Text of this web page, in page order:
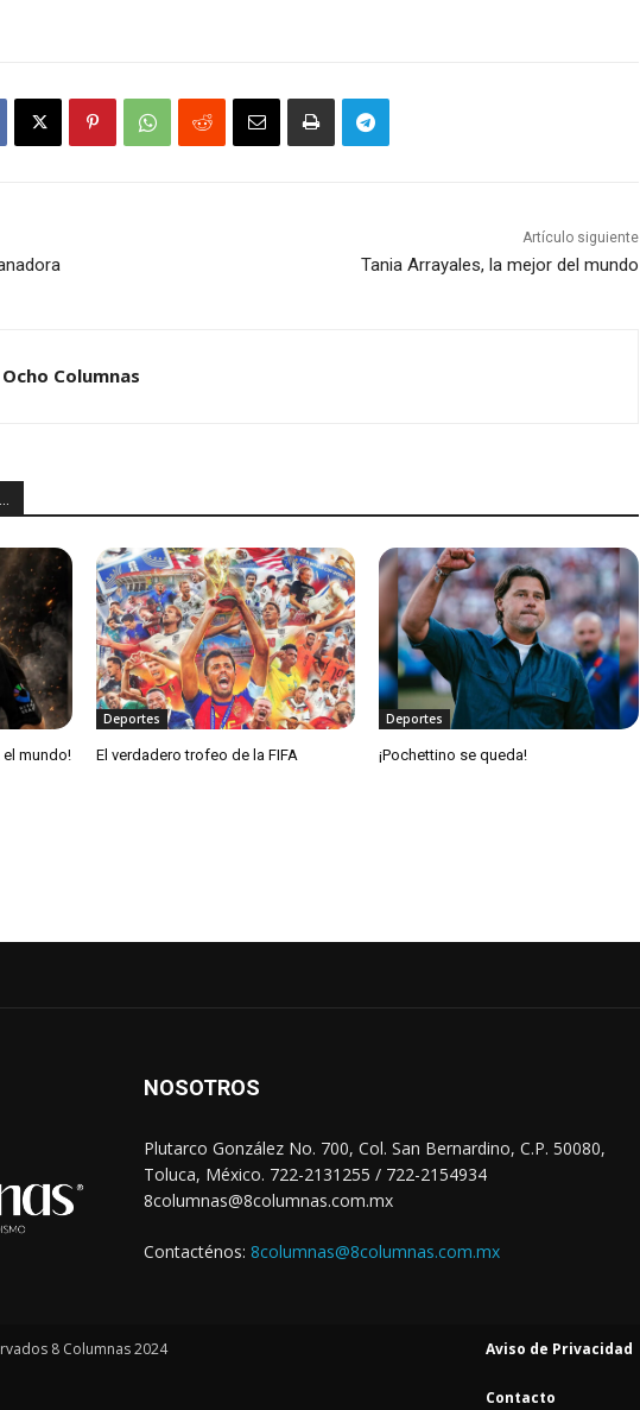
Artículo siguiente
Tania Arrayales, la mejor del mundo
Ocho Columnas
el mundo!
Deportes
El verdadero trofeo de la FIFA
Deportes
¡Pochettino se queda!
NOSOTROS
Plutarco González No. 700, Col. San Bernardino, C.P. 50080,
Toluca, México. 722-2131255 / 722-2154934
8columnas@8columnas.com.mx
Contacténos: 8columnas@8columnas.com.mx
8 Columnas 2024 Aviso de Privacidad
Contacto